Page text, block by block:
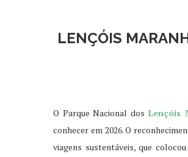
LENÇÓIS
O Parque Nacional dos Lençóis
conhecer em 2026. O
viagens sustentáveis, que